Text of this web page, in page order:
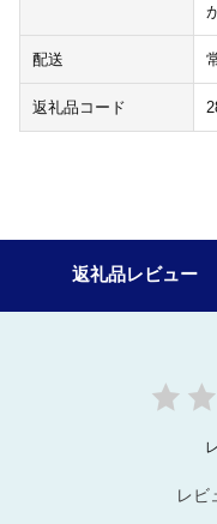
配送
返礼品コード
返礼品レビュー
レビ